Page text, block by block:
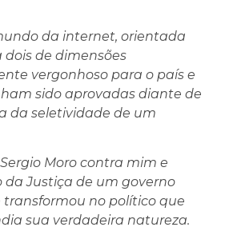
da internet, orientada
de dimensões
vergonhoso para o país e
sido aprovadas diante de
da seletividade de um
Moro contra mim e
da Justiça de um governo
no político que
sua verdadeira natureza.